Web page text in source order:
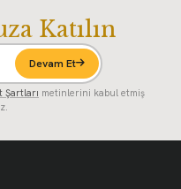
Katılın
Devam Et
Şartları metinlerini kabul etmiş